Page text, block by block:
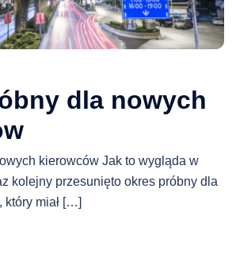
dla nowych
kierowców Jak to wygląda w
kolejny przesunięto okres próbny dla
który miał […]